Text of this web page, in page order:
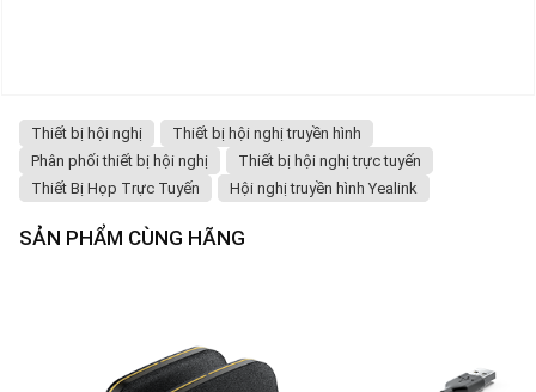
Thiết bị hội nghị
Thiết bị hội nghị truyền hình
Phân phối thiết bị hội nghị
Thiết bị hội nghị trực tuyến
Thiết Bị Họp Trực Tuyến
Hội nghị truyền hình Yealink
SẢN PHẨM CÙNG HÃNG